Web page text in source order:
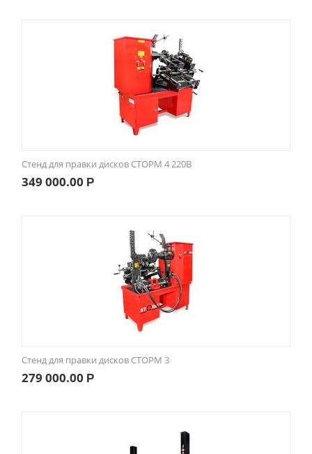
Стенд для правки дисков СТОРМ 4 220В
349 000.00 Р
Стенд для правки дисков СТОРМ 3
279 000.00 Р